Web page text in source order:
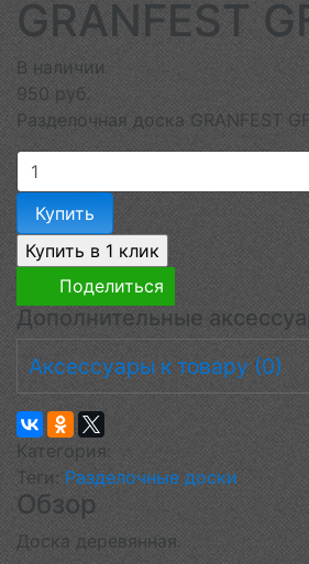
GRANFEST
В наличии
950 руб.
Разделочная доска GRANFEST
Купить
Поделиться
Дополнительные
Аксессуары к товару (0)
Категория:
Теги: Разделочные доски
Обзор
Доска деревянная.